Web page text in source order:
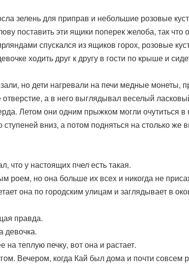
зелень для приправ и небольшие розовые
поставить эти ящики поперек желоба, так что
спускался из ящиков горох, розовые
ходить друг к другу в гости по крыше и
но дети нагревали на печи медные монеты,
а в него выглядывал веселый
Летом они одним прыжком могли очутиться в
вниз, а потом подняться на столько же
у настоящих пчел есть такая.
но она больше их всех и никогда не
она по городским улицам и заглядывает в
правда.
теплую печку, вот она и растает.
Вечером, когда Кай был дома и почти совсем